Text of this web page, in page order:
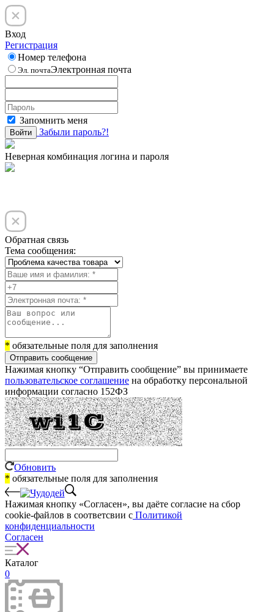
Вход
Регистрация
Номер телефона
Эл. почтаЭлектронная почта
Запомнить меня
Войти Забыли пароль?!
Неверная комбинация логина и пароля
Обратная связь
Тема сообщения:
* обязательные поля для заполнения
Отправить сообщение
Нажимая кнопку “Отправить сообщение” вы принимаете
пользовательское соглашение на обработку персональной
информации согласно 152ФЗ
Обновить
* обязательные поля для заполнения
Нажимая кнопку «Согласен», вы даёте cогласие на сбор
cookie-файлов в соответсвии с Политикой
конфиденциальности
Согласен
Каталог
0